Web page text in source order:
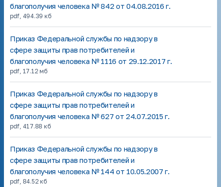
благополучия человека № 842 от 04.08.2016 г.
pdf 494.39 кб
Приказ Федеральной службы по надзору в
сфере защиты прав потребителей и
благополучия человека № 1116 от 29.12.2017 г.
pdf 17.12 мб
Приказ Федеральной службы по надзору в
сфере защиты прав потребителей и
благополучия человека № 627 от 24.07.2015 г.
pdf 417.88 кб
Приказ Федеральной службы по надзору в
сфере защиты прав потребителей и
благополучия человека № 144 от 10.05.2007 г.
pdf 84.52 кб